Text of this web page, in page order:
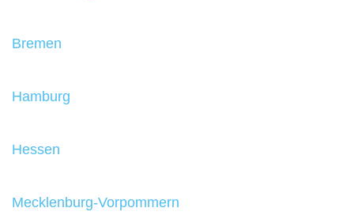
Bremen
Hamburg
Hessen
Mecklenburg-Vorpommern